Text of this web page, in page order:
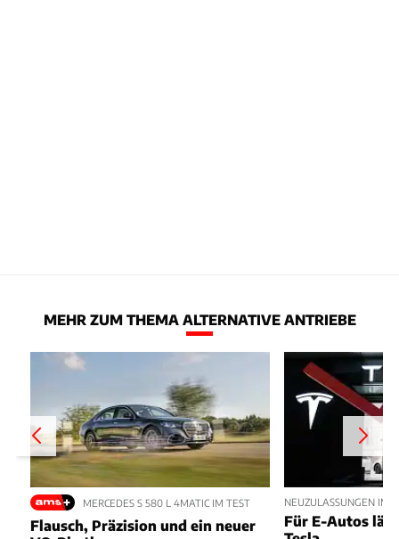
MEHR ZUM THEMA ALTERNATIVE ANTRIEBE
MERCEDES S 580 L 4MATIC IM TEST
Flausch, Präzision und ein neuer
NEUZULASSUNGEN IM
Für E-Autos